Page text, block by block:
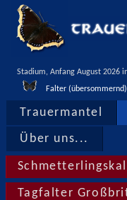
Stadium, Anfang August 2026
Falter (übersommernd)
Trauermantel
Über uns...
Tagfalter